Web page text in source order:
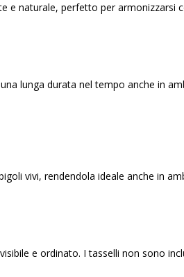
naturale, perfetto per armonizzarsi
lunga durata nel tempo anche in
vivi, rendendola ideale anche in
e ordinato. I tasselli non sono